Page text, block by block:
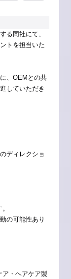
る同社にて、
トを担当いた
、OEMとの共
していただき
ディレクショ
の可能性あり
・ヘアケア製